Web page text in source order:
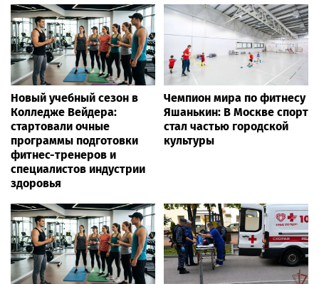
Новый учебный сезон в
Колледже Вейдера:
стартовали очные
программы подготовки
фитнес-тренеров и
специалистов индустрии
здоровья
Чемпион мира по фитнесу
Яшанькин: В Москве спорт
стал частью городской
культуры